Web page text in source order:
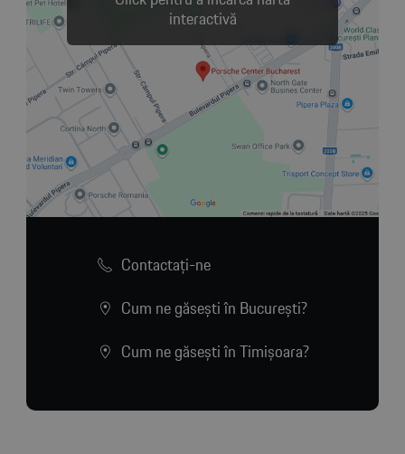
interactivă
Contactaţi-ne
Cum ne găsești în București?
Cum ne găsești în Timișoara?